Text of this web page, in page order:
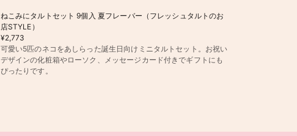
ねこみにタルトセット 9個入 夏フレーバー（フレッシュタルトのお
店STYLE）
¥2,773
可愛い5匹のネコをあしらった誕生日向けミニタルトセット。お祝い
デザインの化粧箱やローソク、メッセージカード付きでギフトにも
ぴったりです。